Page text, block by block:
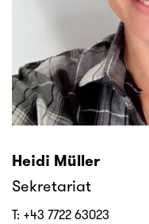
Heidi Müller
Sekretariat
T: +43 7722 63023